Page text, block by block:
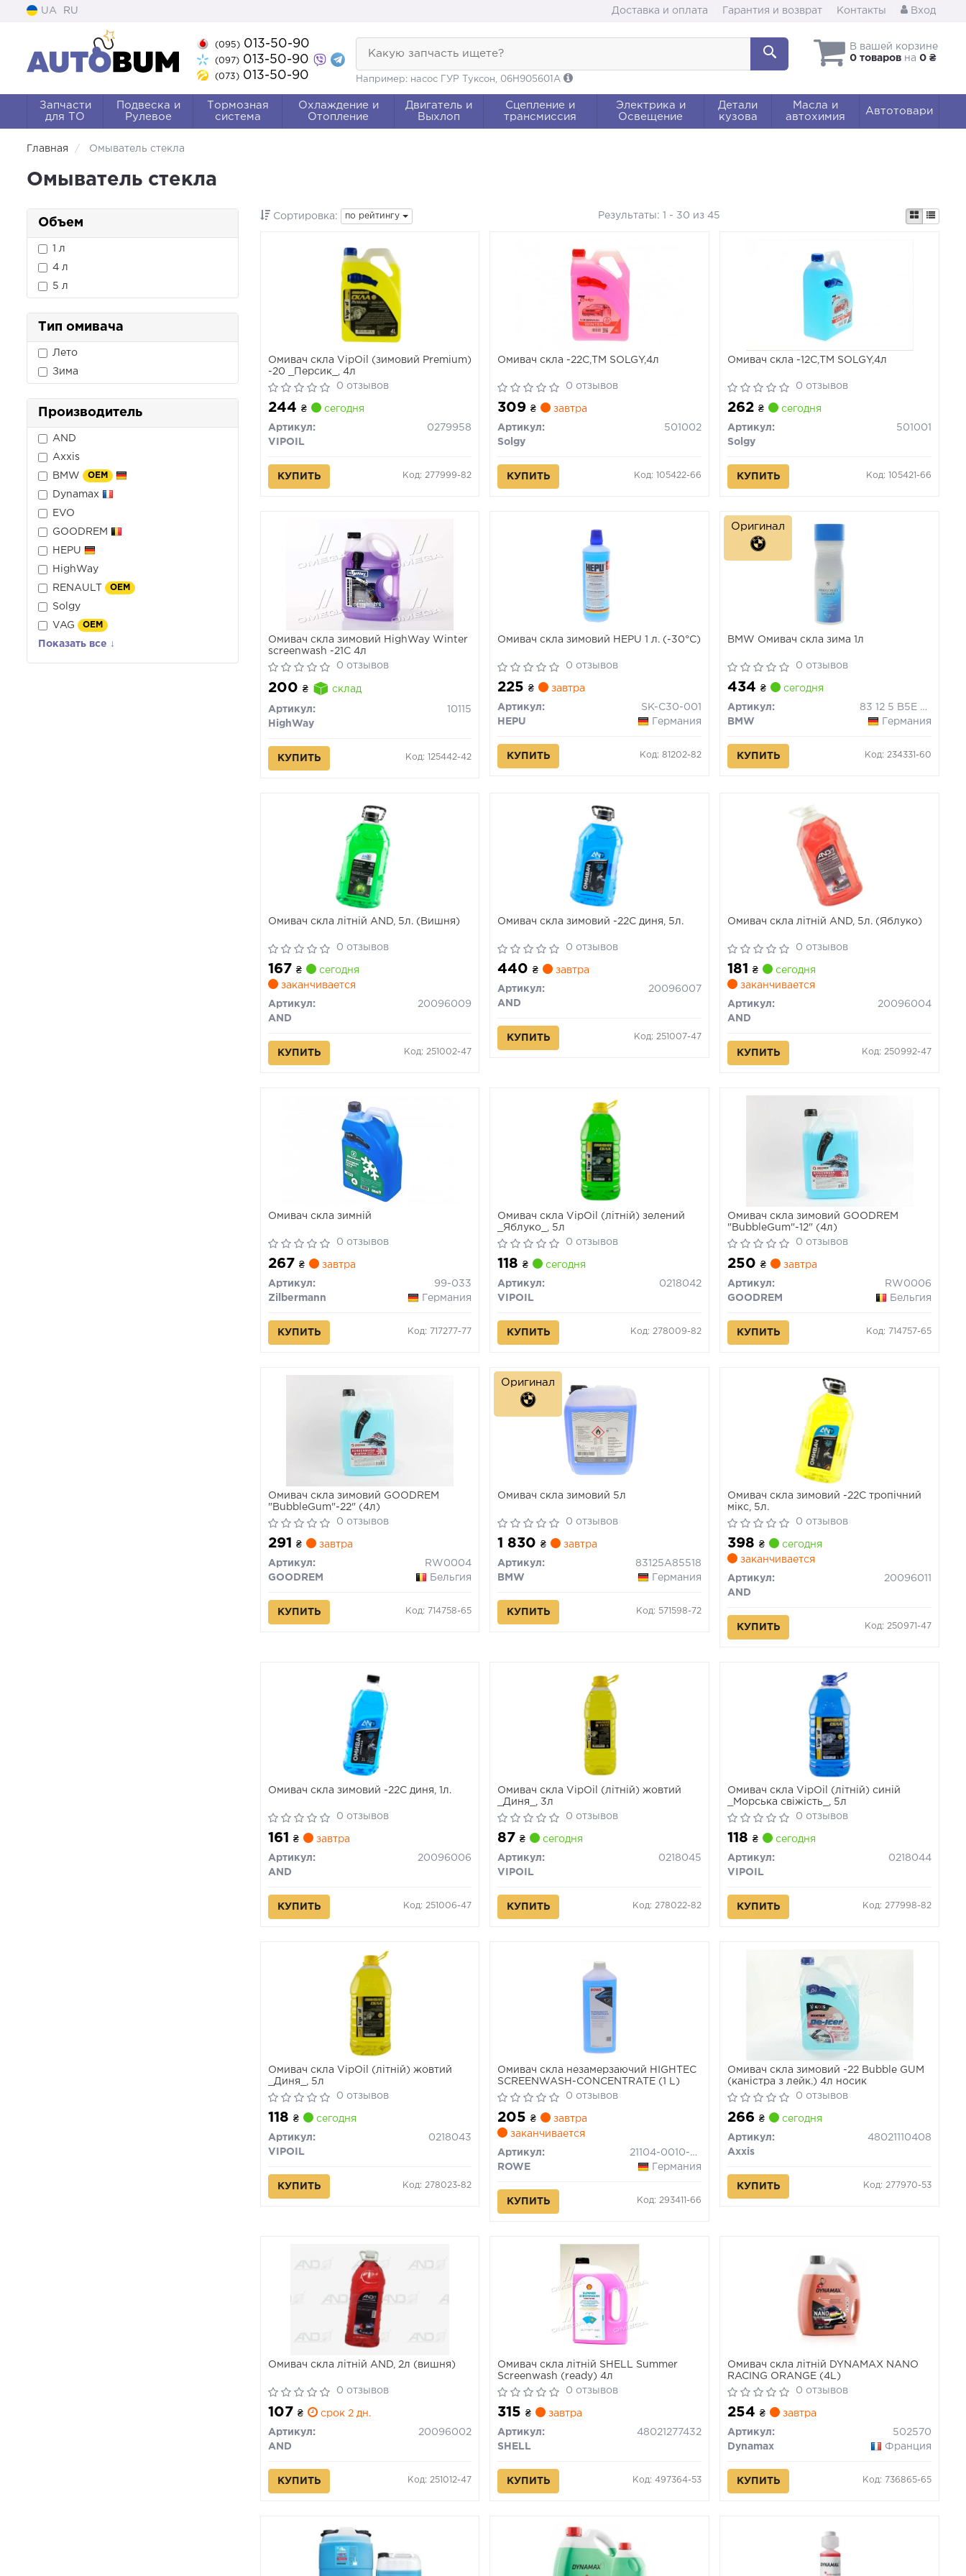
UA RU Доставка и оплата Гарантия и возврат Контакты Вход
(095)013-50-90
(097)013-50-90
(073)013-50-90
В вашей корзине
0 товаров на 0 ₴
Какую запчасть ищете?
Например: насос ГУР Туксон, 06H905601A
Запчасти
для ТО
Подвеска и
Рулевое
Тормозная
система
Охлаждение и
Отопление
Двигатель и
Выхлоп
Сцепление и
трансмиссия
Электрика и
Освещение
Детали
кузова
Масла и
автохимия
Автотовари
Главная Омыватель стекла
Омыватель стекла
Объем
1 л
4 л
5 л
Тип омивача
Лето
Зима
Производитель
AND
Axxis
BMW OEM
Dynamax
EVO
GOODREM
HEPU
HighWay
RENAULT OEM
Solgy
VAG OEM
Показать все ↓
Сортировка: по рейтингу Результаты: 1 - 30 из 45
Омивач скла VipOil (зимовий Premium)
-20 _Персик_, 4л
0 отзывов
244 ₴ сегодня
Артикул:
0279958
VIPOIL
КУПИТЬ Код: 277999-82
Омивач скла -22С,TM SOLGY,4л
0 отзывов
309₴ завтра
Артикул:
501002
Solgy
КУПИТЬ Код: 105422-66
Омивач скла -12С,TM SOLGY,4л
0 отзывов
262₴ сегодня
Артикул:
501001
Solgy
КУПИТЬ Код: 105421-66
Омивач скла зимовий HighWay Winter
screenwash -21С 4л
0 отзывов
200 ₴ склад
Артикул:
10115
HighWay
КУПИТЬ Код: 125442-42
Омивач скла зимовий HEPU 1 л. (-30°C)
0 отзывов
225₴ завтра
Артикул:
SK-C30-001
HEPU
Германия
КУПИТЬ Код: 81202-82
BMW Омивач скла зима 1л
0 отзывов
434₴ сегодня
Артикул:
83 12 5 B5E D57
BMW
Германия
КУПИТЬ Код: 234331-60
Оригинал
Омивач скла літній AND, 5л. (Вишня)
0 отзывов
167 ₴
сегодня
заканчивается
Артикул:
20096009
AND
КУПИТЬ Код: 251002-47
Омивач скла зимовий -22C диня, 5л.
0 отзывов
440₴ завтра
Артикул:
20096007
AND
КУПИТЬ Код: 251007-47
Омивач скла літній AND, 5л. (Яблуко)
0 отзывов
181₴
сегодня
заканчивается
Артикул:
20096004
AND
КУПИТЬ Код: 250992-47
Омивач скла зимній
0 отзывов
267 ₴ завтра
Артикул:
99-033
Zilbermann
Германия
КУПИТЬ Код: 717277-77
Омивач скла VipOil (літній) зелений
_Яблуко_, 5л
0 отзывов
118₴ сегодня
Артикул:
0218042
VIPOIL
КУПИТЬ Код: 278009-82
Омивач скла зимовий GOODREM
"BubbleGum"-12" (4л)
0 отзывов
250₴ завтра
Артикул:
RW0006
GOODREM
Бельгия
КУПИТЬ Код: 714757-65
Омивач скла зимовий GOODREM
"BubbleGum"-22" (4л)
0 отзывов
291 ₴ завтра
Артикул:
RW0004
GOODREM
Бельгия
КУПИТЬ Код: 714758-65
Омивач скла зимовий 5л
0 отзывов
1 830₴ завтра
Артикул:
83125A85518
BMW
Германия
КУПИТЬ Код: 571598-72
Оригинал
Омивач скла зимовий -22C тропічний
мікс, 5л.
0 отзывов
398₴
сегодня
заканчивается
Артикул:
20096011
AND
КУПИТЬ Код: 250971-47
Омивач скла зимовий -22C диня, 1л.
0 отзывов
161 ₴ завтра
Артикул:
20096006
AND
КУПИТЬ Код: 251006-47
Омивач скла VipOil (літній) жовтий
_Диня_, 3л
0 отзывов
87₴ сегодня
Артикул:
0218045
VIPOIL
КУПИТЬ Код: 278022-82
Омивач скла VipOil (літній) синій
_Морська свіжість_, 5л
0 отзывов
118₴ сегодня
Артикул:
0218044
VIPOIL
КУПИТЬ Код: 277998-82
Омивач скла VipOil (літній) жовтий
_Диня_, 5л
0 отзывов
118 ₴ сегодня
Артикул:
0218043
VIPOIL
КУПИТЬ Код: 278023-82
Омивач скла незамерзаючий HIGHTEC
SCREENWASH-CONCENTRATE (1 L)
0 отзывов
205₴
завтра
заканчивается
Артикул:
21104-0010-99
ROWE
Германия
КУПИТЬ Код: 293411-66
Омивач скла зимовий -22 Bubble GUM
(каністра з лейк.) 4л носик
0 отзывов
266₴ сегодня
Артикул:
48021110408
Axxis
КУПИТЬ Код: 277970-53
Омивач скла літній AND, 2л (вишня)
0 отзывов
107 ₴ срок 2 дн.
Артикул:
20096002
AND
КУПИТЬ Код: 251012-47
Омивач скла літній SHELL Summer
Screenwash (ready) 4л
0 отзывов
315₴ завтра
Артикул:
48021277432
SHELL
КУПИТЬ Код: 497364-53
Омивач скла літній DYNAMAX NANO
RACING ORANGE (4L)
0 отзывов
254₴ завтра
Артикул:
502570
Dynamax
Франция
КУПИТЬ Код: 736865-65